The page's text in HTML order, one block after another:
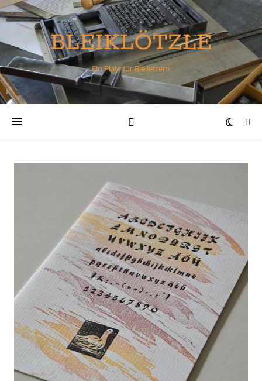
BLEIKLÖTZLE
Ein Platz für Bleilettern